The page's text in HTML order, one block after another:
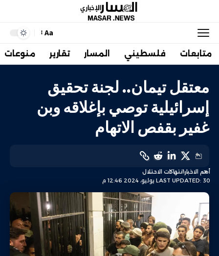
Aa
متابعات فلسطيني المسار تقارير منوعات
معتقل تيمان.. لجنة تحقيق
إسرائيلية توصي بإغلاقه وبن
غفير بقفص الاتهام
LAST UPDATED: 30 يوليو، 2024 12:46 م
أهم الاخبارانتهاكات الاحتلال